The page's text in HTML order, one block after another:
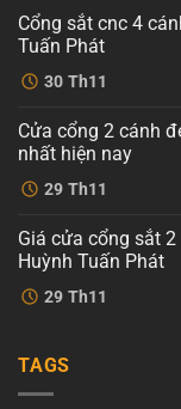
luận
ở
Mẫu
cổng
sắt
cnc
cánh
hiện
đại
tại
Cơ
khí
Phát
30 Th11
Cổng sắt cnc 4
Tuấn Phát
Không
có
luận
ở
Cổng
sắt
cnc
4
Dịch
vụ
tốt
nhất
tại
Tuấn
29 Th11
Cửa cổng 2 cánh
nhất hiện nay
Không
có
ở
Cửa
cổng
cánh
khảo
mẫu
29 Th11
Giá cửa cổng sắt
Huỳnh Tuấn Phát
Không
có
Giá
cổng
TAGS